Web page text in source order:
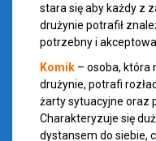
stara się aby każdy z
drużynie potrafił
potrzebny i
Komik – osoba, która
drużynie, potrafi
żarty sytuacyjne oraz
Charakteryzuje się
dystansem do siebie,